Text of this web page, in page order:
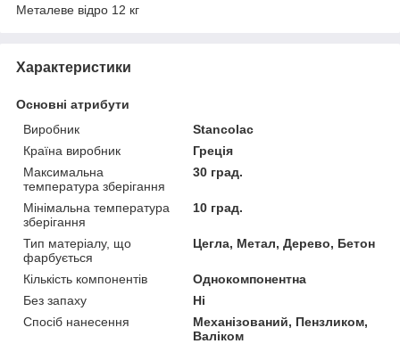
Металеве відро 12 кг
Характеристики
Основні атрибути
Виробник
Stancolac
Країна виробник
Греція
Максимальна
температура зберігання
30 град.
Мінімальна температура
зберігання
10 град.
Тип матеріалу, що
фарбується
Цегла, Метал, Дерево, Бетон
Кількість компонентів
Однокомпонентна
Без запаху
Ні
Спосіб нанесення
Механізований, Пензликом,
Валіком